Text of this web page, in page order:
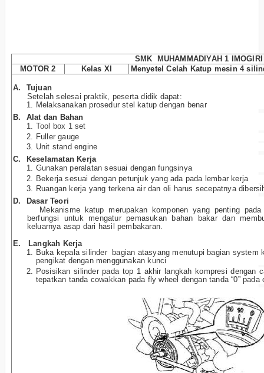
SMK MUHAMMADIYAH 1 IMOGIRI
MOTOR 2
Kelas XI Menyetel Celah Katup mesin 4
A.
Tujuan
Setelah selesai praktik, peserta didik dapat:
Melaksanakan prosedur stel katup dengan benar
B.
Alat dan Bahan
Tool box 1 set
Fuller gauge
Unit stand engine
C.
Keselamatan Kerja
Gunakan peralatan sesuai dengan fungsinya
Bekerja sesuai dengan petunjuk yang ada pada lembar kerja
Ruangan kerja yang terkena air dan oli harus secepatnya
D.
Dasar Teori
Mekanisme katup merupakan komponen yang penting
berfungsi untuk mengatur pemasukan bahan bakar dan
keluarnya asap dari hasil pembakaran.
E.
Langkah Kerja
Buka kepala silinder bagian atasyang menutupi bagian system
pengikat dengan menggunakan kunci
Posisikan silinder pada top 1 akhir langkah kompresi dengan
tepatkan tanda cowakkan pada fly wheel dengan tanda “0”